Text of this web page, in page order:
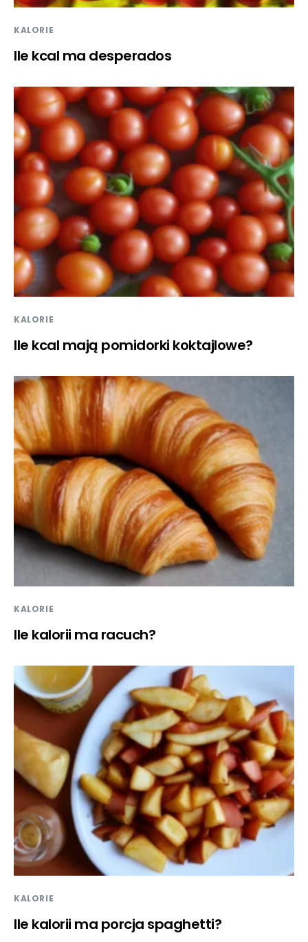
KALORIE
Ile kcal ma desperados
KALORIE
Ile kcal mają pomidorki koktajlowe?
KALORIE
Ile kalorii ma racuch?
KALORIE
Ile kalorii ma porcja spaghetti?